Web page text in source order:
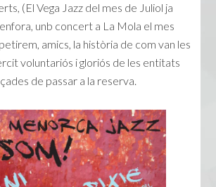
(El Vega Jazz del mes de Juliol ja
unb concert a La Mola el mes
amics, la història de com van les
voluntariós i gloriós de les entitats
de passar a la reserva.